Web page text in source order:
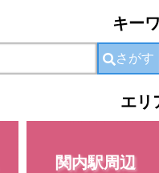
キー
さがす
エリ
関内駅周辺